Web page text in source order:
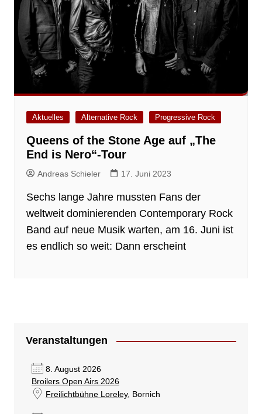
Aktuelles Alternative Rock Progressive Rock
Queens of the Stone Age auf „The
End is Nero“-Tour
Andreas Schieler 17. Juni 2023
Sechs lange Jahre mussten Fans der
weltweit dominierenden Contemporary Rock
Band auf neue Musik warten, am 16. Juni ist
es endlich so weit: Dann erscheint
Veranstaltungen
8. August 2026
Broilers Open Airs 2026
Freilichtbühne Loreley, Bornich